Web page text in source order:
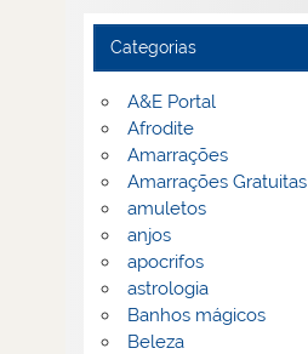
Categorias
A&E Portal
Afrodite
Amarrações
Amarrações Gratuitas
amuletos
anjos
apocrifos
astrologia
Banhos mágicos
Beleza